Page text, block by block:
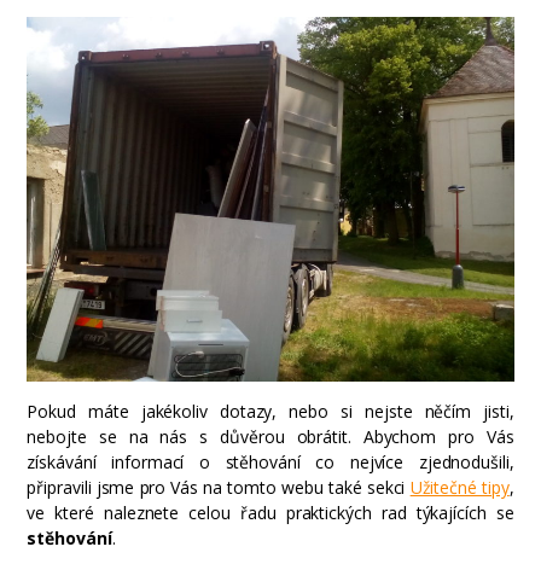
Pokud máte jakékoliv dotazy, nebo si nejste něčím jisti,
nebojte se na nás s důvěrou obrátit. Abychom pro Vás
získávání informací o stěhování co nejvíce zjednodušili,
připravili jsme pro Vás na tomto webu také sekci Užitečné tipy,
ve které naleznete celou řadu praktických rad týkajících se
stěhování.